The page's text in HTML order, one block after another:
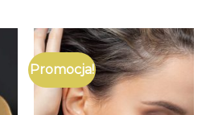
Promocja!